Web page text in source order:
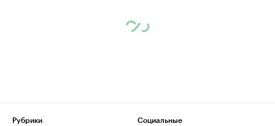
Рубрики
Социальные